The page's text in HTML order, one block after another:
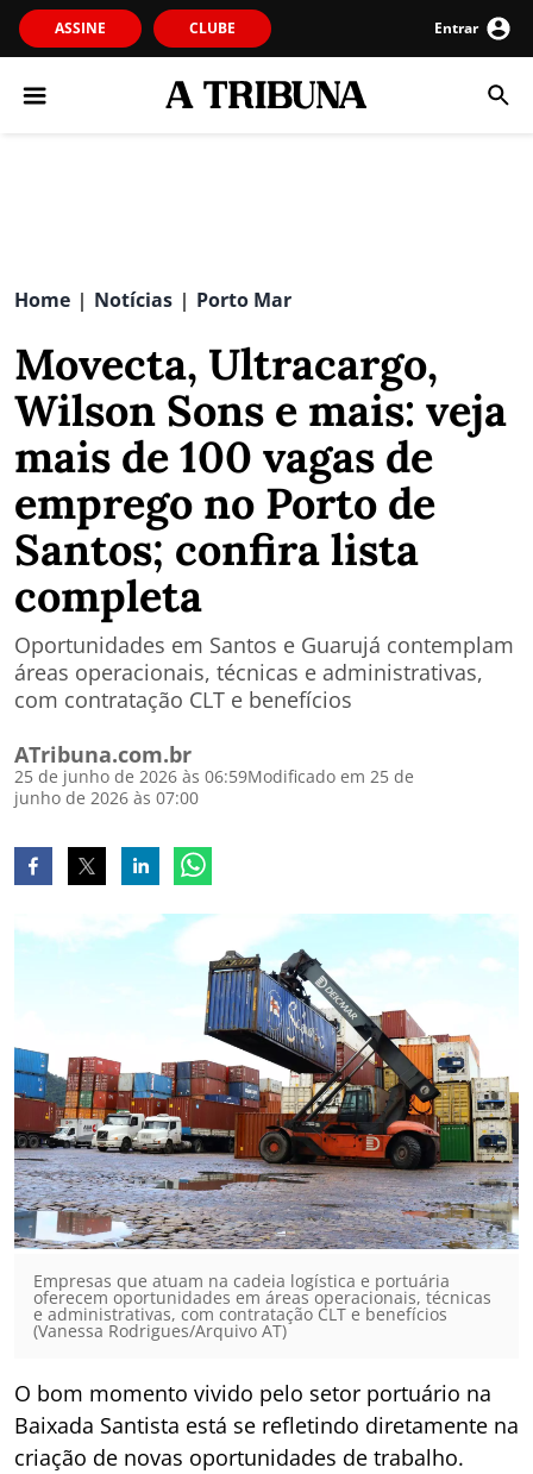
ASSINE CLUBE Entrar
Home | Notícias | Porto Mar
Movecta, Ultracargo,
Wilson Sons e mais: veja
mais de 100 vagas de
emprego no Porto de
Santos; confira lista
completa
Oportunidades em Santos e Guarujá contemplam
áreas operacionais, técnicas e administrativas,
com contratação CLT e benefícios
ATribuna.com.br
25 de junho de 2026 às 06:59Modificado em 25 de
junho de 2026 às 07:00
Empresas que atuam na cadeia logística e portuária
oferecem oportunidades em áreas operacionais, técnicas
e administrativas, com contratação CLT e benefícios
(Vanessa Rodrigues/Arquivo AT)
O bom momento vivido pelo setor portuário na
Baixada Santista está se refletindo diretamente na
criação de novas oportunidades de trabalho.